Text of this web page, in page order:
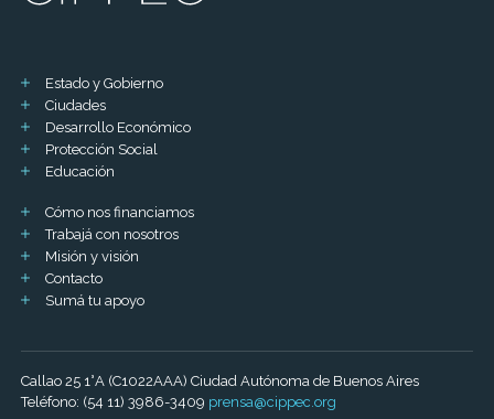
Estado y Gobierno
Ciudades
Desarrollo Económico
Protección Social
Educación
Cómo nos financiamos
Trabajá con nosotros
Misión y visión
Contacto
Sumá tu apoyo
Callao 25 1°A (C1022AAA) Ciudad Autónoma de Buenos Aires
Teléfono: (54 11) 3986-3409 prensa@cippec.org